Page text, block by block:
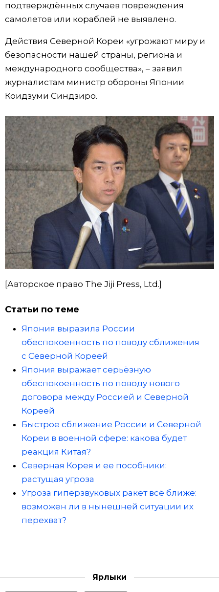
Токио
От редакции
подтверждённых случаев повреждения
самолетов или кораблей не выявлено.
Действия Северной Кореи «угрожают миру и
безопасности нашей страны, региона и
международного сообщества», – заявил
журналистам министр обороны Японии
Коидзуми Синдзиро.
[Авторское право The Jiji Press, Ltd.]
Статьи по теме
Япония выразила России
обеспокоенность по поводу сближения
с Северной Кореей
Япония выражает серьёзную
обеспокоенность по поводу нового
договора между Россией и Северной
Кореей
Быстрое сближение России и Северной
Кореи в военной сфере: какова будет
реакция Китая?
Северная Корея и ее пособники:
растущая угроза
Угроза гиперзвуковых ракет всё ближе:
возможен ли в нынешней ситуации их
перехват?
Ярлыки